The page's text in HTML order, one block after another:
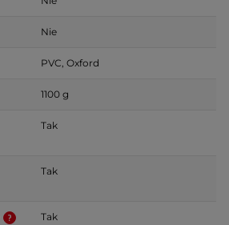
Nie
PVC, Oxford
1100 g
Tak
Tak
Tak